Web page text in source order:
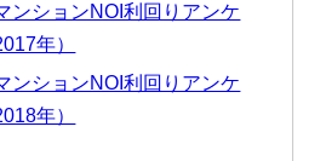
ンションNOI利回りアンケ
年）
ンションNOI利回りアンケ
年）